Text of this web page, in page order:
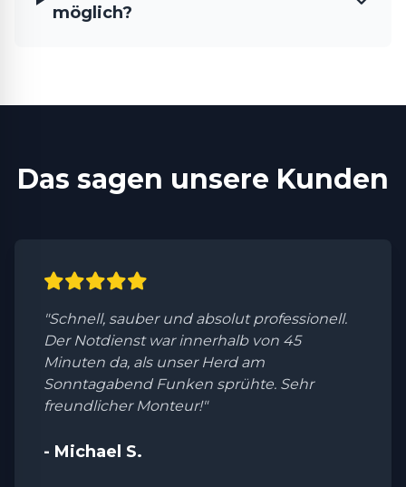
möglich?
Das sagen unsere Kunden
"Schnell, sauber und absolut professionell.
Der Notdienst war innerhalb von 45
Minuten da, als unser Herd am
Sonntagabend Funken sprühte. Sehr
freundlicher Monteur!"
- Michael S.